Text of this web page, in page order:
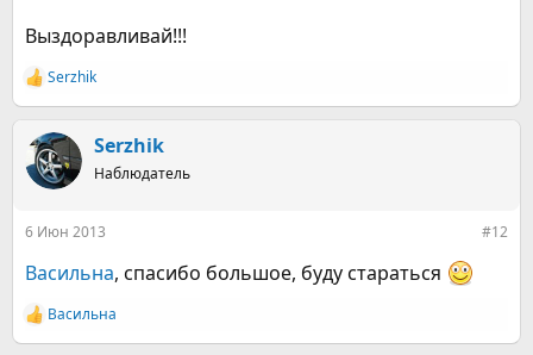
Выздоравливай!!!
Р
е
к
ц
и
Serzhik
Serzhik
Наблюдатель
6 Июн 2013 #12
Васильна, спасибо большое, буду стараться
Р
е
Васильна